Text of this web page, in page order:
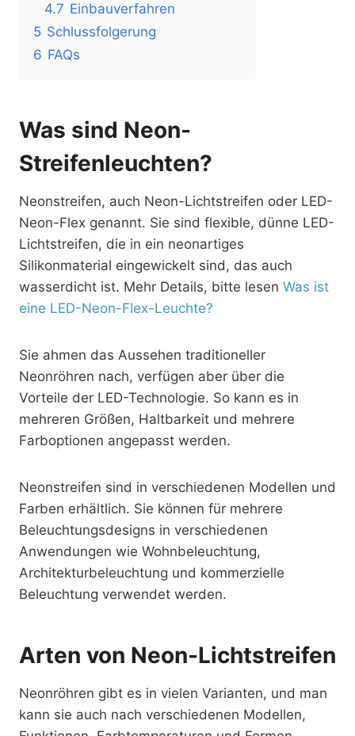
4.7 Einbauverfahren
5 Schlussfolgerung
6 FAQs
Was sind Neon-
Streifenleuchten?
Neonstreifen, auch Neon-Lichtstreifen oder LED-
Neon-Flex genannt. Sie sind flexible, dünne LED-
Lichtstreifen, die in ein neonartiges
Silikonmaterial eingewickelt sind, das auch
wasserdicht ist. Mehr Details, bitte lesen Was ist
eine LED-Neon-Flex-Leuchte?
Sie ahmen das Aussehen traditioneller
Neonröhren nach, verfügen aber über die
Vorteile der LED-Technologie. So kann es in
mehreren Größen, Haltbarkeit und mehrere
Farboptionen angepasst werden.
Neonstreifen sind in verschiedenen Modellen und
Farben erhältlich. Sie können für mehrere
Beleuchtungsdesigns in verschiedenen
Anwendungen wie Wohnbeleuchtung,
Architekturbeleuchtung und kommerzielle
Beleuchtung verwendet werden.
Arten von Neon-Lichtstreifen
Neonröhren gibt es in vielen Varianten, und man
kann sie auch nach verschiedenen Modellen,